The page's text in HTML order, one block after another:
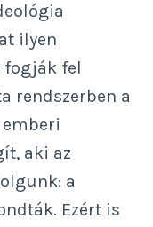
ilyen
fogják fel
rendszerben a
aki az
a
Ezért is